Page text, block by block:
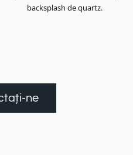
backsplash de quartz.
ne